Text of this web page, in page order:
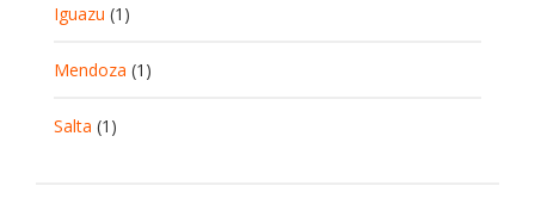
Iguazu (1)
Mendoza (1)
Salta (1)